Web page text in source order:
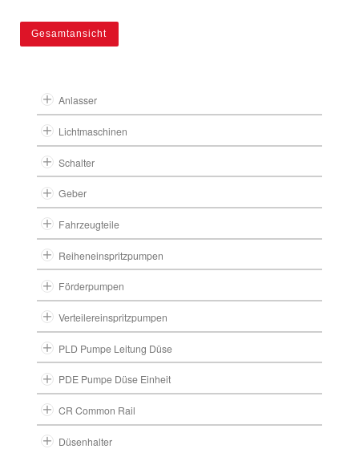
Gesamtansicht
Anlasser
Lichtmaschinen
Schalter
Geber
Fahrzeugteile
Reiheneinspritzpumpen
Förderpumpen
Verteilereinspritzpumpen
PLD Pumpe Leitung Düse
PDE Pumpe Düse Einheit
CR Common Rail
Düsenhalter